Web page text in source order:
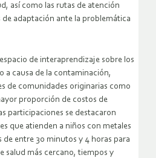
así como las rutas de atención
adaptación ante la problemática
de interaprendizaje sobre los
a causa de la contaminación,
de comunidades originarias como
proporción de costos de
participaciones se destacaron
que atienden a niños con metales
de entre 30 minutos y 4 horas para
salud más cercano, tiempos y